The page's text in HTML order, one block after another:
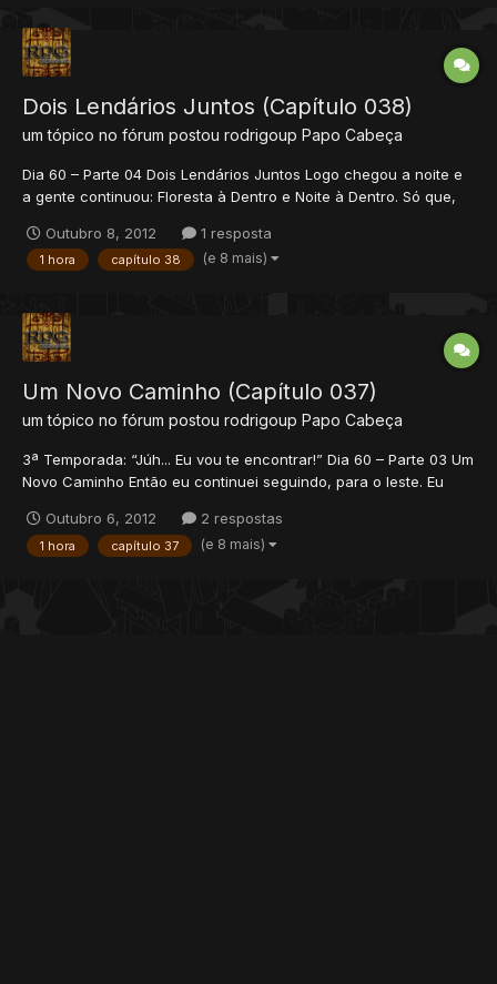
Dois Lendários Juntos (Capítulo 038)
um tópico no fórum postou rodrigoup Papo Cabeça
Dia 60 – Parte 04 Dois Lendários Juntos Logo chegou a noite e
a gente continuou: Floresta à Dentro e Noite à Dentro. Só que,
seguindo o nosso sentido de direção mesmo. Rs... Aquela
floresta, ultrafechada daquele jeito, era...
Outubro 8, 2012 1 resposta
1 hora capítulo 38 (e 8 mais)
Um Novo Caminho (Capítulo 037)
um tópico no fórum postou rodrigoup Papo Cabeça
3ª Temporada: “Júh... Eu vou te encontrar!” Dia 60 – Parte 03 Um
Novo Caminho Então eu continuei seguindo, para o leste. Eu
minha cabeça. Toda vez que eu percebia que estava sai...
Outubro 6, 2012 2 respostas
1 hora capítulo 37 (e 8 mais)